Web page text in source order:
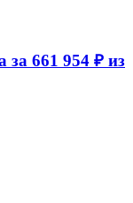
за 661 954 ₽ из